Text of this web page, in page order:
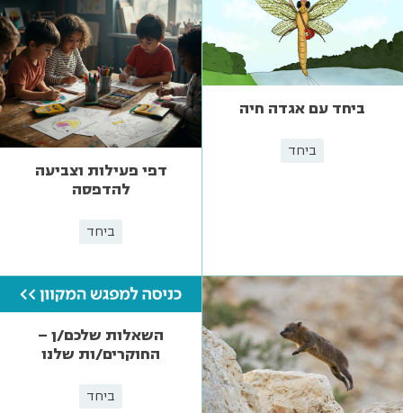
ביחד עם אגדה חיה
ביחד
דפי פעילות וצביעה
להדפסה
ביחד
השאלות שלכם/ן –
החוקרים/ות שלנו
ביחד